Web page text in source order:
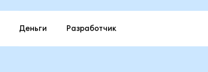
Деньги Разработчик